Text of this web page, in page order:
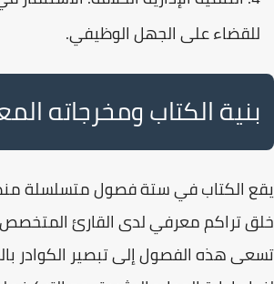
للقضاء على الجهل الوظيفي.
بنية الكتاب ومخرجاته
يقع الكتاب فيستة فصولمتسلسلة
خلق تراكم معرفي لدى القارئ المتخصص
تسعى هذه الفصول إلى تبصير الكوادر